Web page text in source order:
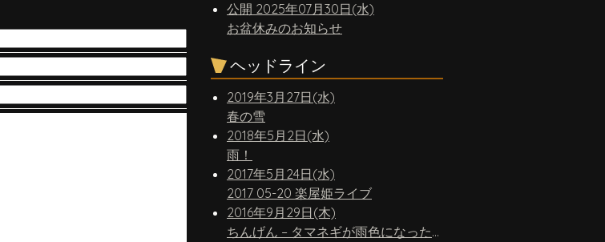
公開 2025年07月30日(水)
お盆休みのお知らせ
ヘッドライン
2019年3月27日(水)
春の雪
2018年5月2日(水)
雨！
2017年5月24日(水)
2017 05-20 楽屋姫ライブ
2016年9月29日(木)
ちんげん – タマネギが雨色になったら